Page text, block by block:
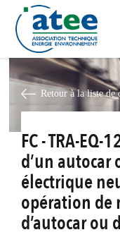
au
contenu
principal
Retour à la liste de
FC - TRA-
d’un autocar
électrique
opération
d’autocar ou
Panneau de gestion des